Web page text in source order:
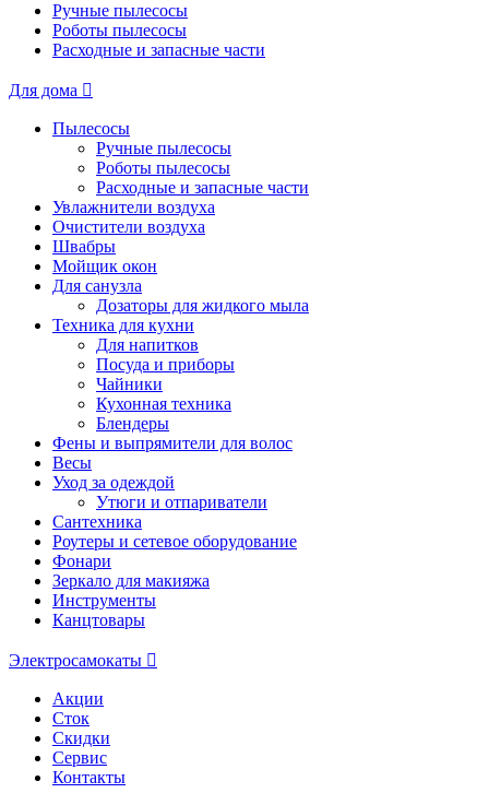
Ручные пылесосы
Роботы пылесосы
Расходные и запасные части
Для дома
Пылесосы
Ручные пылесосы
Роботы пылесосы
Расходные и запасные части
Увлажнители воздуха
Очистители воздуха
Швабры
Мойщик окон
Для санузла
Дозаторы для жидкого мыла
Техника для кухни
Для напитков
Посуда и приборы
Чайники
Кухонная техника
Блендеры
Фены и выпрямители для волос
Весы
Уход за одеждой
Утюги и отпариватели
Сантехника
Роутеры и сетевое оборудование
Фонари
Зеркало для макияжа
Инструменты
Канцтовары
Электросамокаты
Акции
Сток
Скидки
Сервис
Контакты